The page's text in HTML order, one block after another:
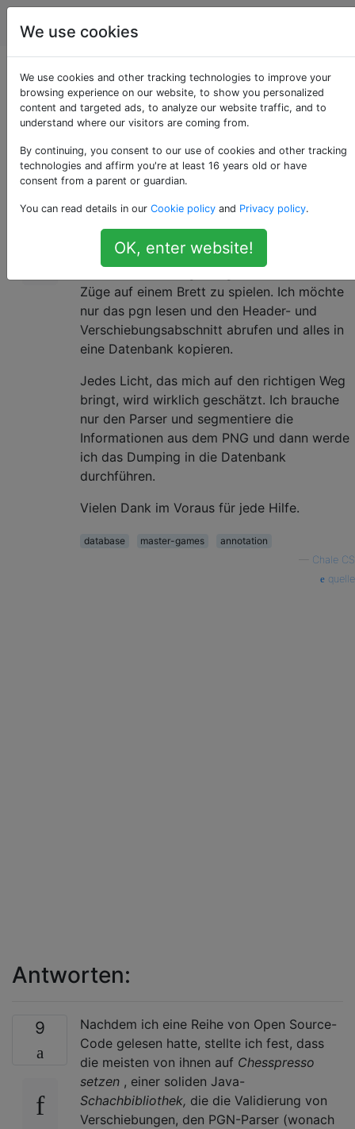
Schach
Java Library für PGN
Parser
9
Ich möchte eine Java-Bibliothek finden, mit
mehrere Schachspiele enthalten kann,
wahrscheinlich auch mit eingefügten
Kommentaren. Es wird jedoch nicht
verwendet, um Züge zu generieren oder die
Züge auf einem Brett zu spielen. Ich möchte
nur das pgn lesen und den Header- und
Verschiebungsabschnitt abrufen und alles in
eine Datenbank kopieren.
Jedes Licht, das mich auf den richtigen Weg
bringt, wird wirklich geschätzt. Ich brauche
nur den Parser und segmentiere die
Informationen aus dem PNG und dann werde
ich das Dumping in die Datenbank
durchführen.
Vielen Dank im Voraus für jede Hilfe.
database master-games
annotation
Chale CS
quelle
Antworten:
9
Nachdem ich eine Reihe von Open Source-
Code gelesen hatte, stellte ich fest, dass
die meisten von ihnen auf Chesspresso
setzen , einer soliden Java-
Schachbibliothek, die die Validierung von
Verschiebungen, den PGN-Parser (wonach
We use cookies
We use cookies and other tracking technologies to improve your
browsing experience on our website, to show you personalized
content and targeted ads, to analyze our website traffic, and to
understand where our visitors are coming from.
By continuing, you consent to our use of cookies and other tracking
technologies and affirm you're at least 16 years old or have
consent from a parent or guardian.
You can read details in our Cookie policy and Privacy policy.
OK, enter website!